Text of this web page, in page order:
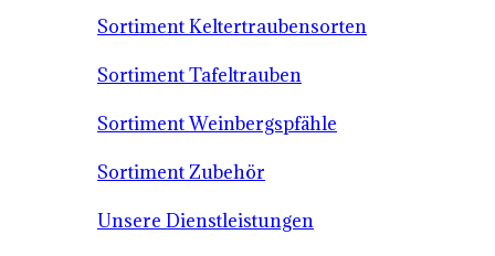
Sortiment Keltertraubensorten
Sortiment Tafeltrauben
Sortiment Weinbergspfähle
Sortiment Zubehör
Unsere Dienstleistungen